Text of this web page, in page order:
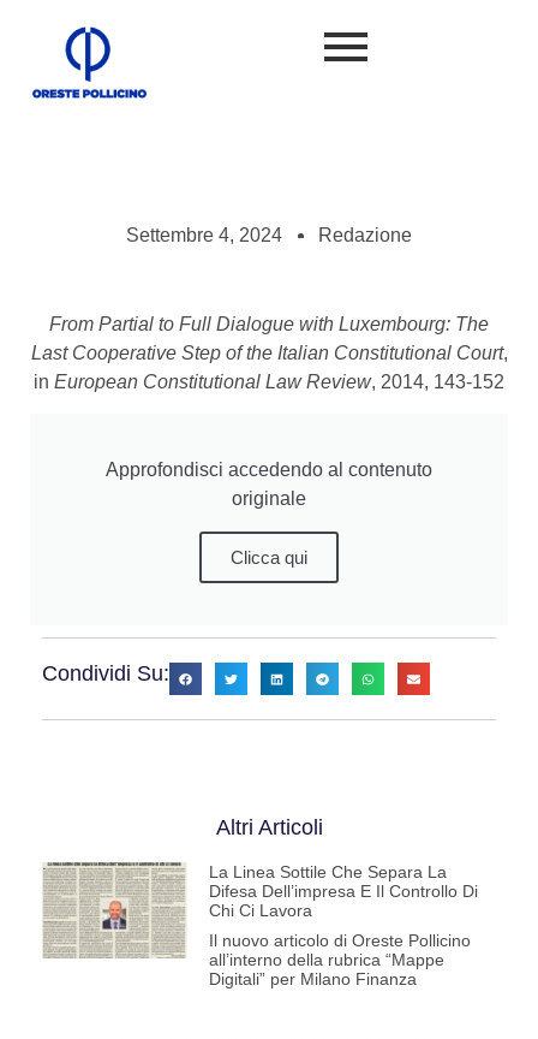
Settembre 4, 2024 Redazione
From Partial to Full Dialogue with Luxembourg: The
Last Cooperative Step of the Italian Constitutional Court,
in European Constitutional Law Review, 2014, 143-152
Approfondisci accedendo al contenuto
originale
Clicca qui
Condividi Su:
Altri Articoli
La Linea Sottile Che Separa La
Difesa Dell’impresa E Il Controllo Di
Chi Ci Lavora
Il nuovo articolo di Oreste Pollicino
all’interno della rubrica “Mappe
Digitali” per Milano Finanza